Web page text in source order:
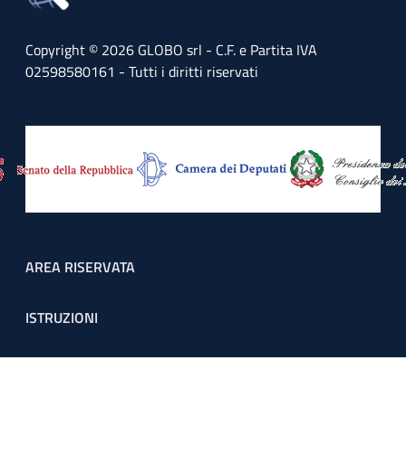
Copyright © 2026 GLOBO srl - C.F. e Partita IVA
02598580161 - Tutti i diritti riservati
Footer menu
AREA RISERVATA
ISTRUZIONI